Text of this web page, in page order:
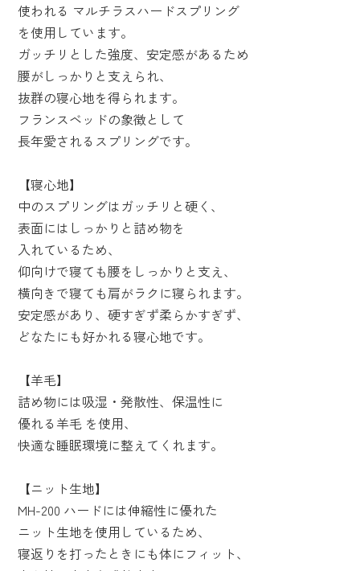
使われる マルチラスハードスプリング
を使用しています。
ガッチリとした強度、安定感があるため
腰がしっかりと支えられ、
抜群の寝心地を得られます。
フランスベッドの象徴として
長年愛されるスプリングです。
【寝心地】
中のスプリングはガッチリと硬く、
表面にはしっかりと詰め物を
入れているため、
仰向けで寝ても腰をしっかりと支え、
横向きで寝ても肩がラクに寝られます。
安定感があり、硬すぎず柔らかすぎず、
どなたにも好かれる寝心地です。
【羊毛】
詰め物には吸湿・発散性、保温性に
優れる羊毛 を使用、
快適な睡眠環境に整えてくれます。
【ニット生地】
MH-200 ハードには伸縮性に優れた
ニット生地を使用しているため、
寝返りを打ったときにも体にフィット、